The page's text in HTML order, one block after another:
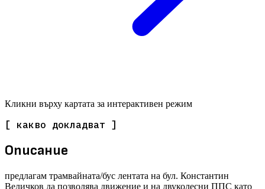
Кликни върху картата за интерактивен режим
[ какво докладват ]
Описание
предлагам трамвайната/бус лентата на бул. Константин
Величков да позволява движение и на двуколесни ППС като